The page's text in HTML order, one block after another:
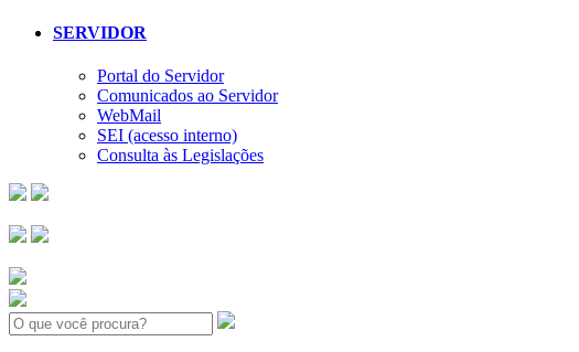
SERVIDOR
Portal do Servidor
Comunicados ao Servidor
WebMail
SEI (acesso interno)
Consulta às Legislações
Search: